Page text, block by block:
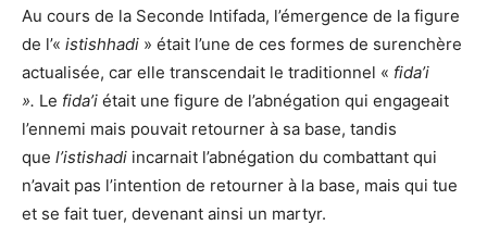
Au cours de la Seconde Intifada, l’émergence de la figure
de l’« istishhadi » était l’une de ces formes de surenchère
actualisée, car elle transcendait le traditionnel « fida’i
». Le fida’i était une figure de l’abnégation qui engageait
l’ennemi mais pouvait retourner à sa base, tandis
que l’istishadi incarnait l’abnégation du combattant qui
n’avait pas l’intention de retourner à la base, mais qui tue
et se fait tuer, devenant ainsi un martyr.